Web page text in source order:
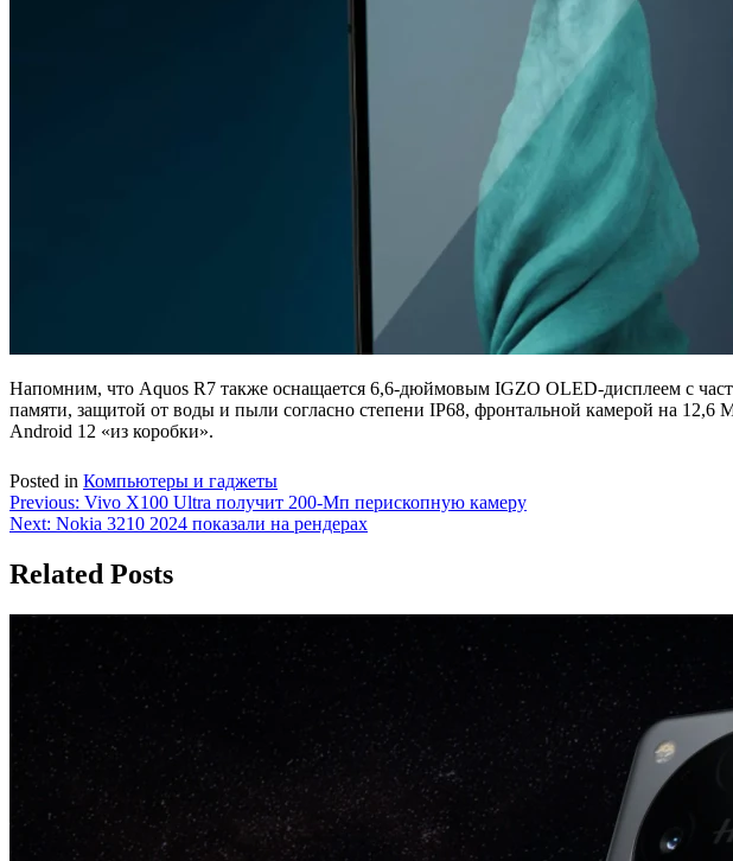
Напомним, что Aquos R7 также оснащается 6,6-дюймовым IGZO OLED-дисплеем с
памяти, защитой от воды и пыли согласно степени IP68, фронтальной камерой на
Android 12 «из коробки».
Posted in Компьютеры и гаджеты
Навигация
по
записям
Previous: Vivo X100 Ultra получит 200-Мп перископную камеру
Next: Nokia 3210 2024 показали на рендерах
Related Posts